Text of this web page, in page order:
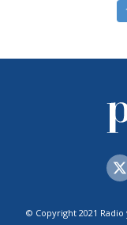
© Copyright 2021